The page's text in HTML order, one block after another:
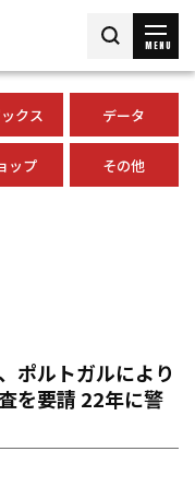
MENU
ックス データ
ップ その他
ポルトガルにより
を要請 22年に警